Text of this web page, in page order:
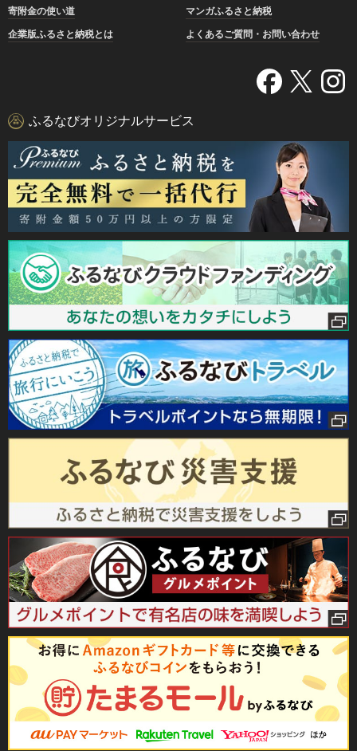
寄附金の使い道
マンガふるさと納税
企業版ふるさと納税とは
よくあるご質問・お問い合わせ
ふるなびオリジナルサービス